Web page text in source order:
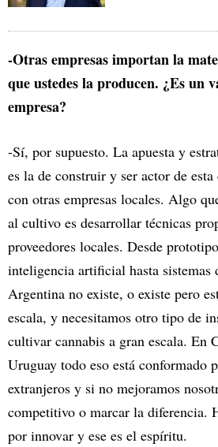
-Otras empresas importan la
que ustedes la producen. ¿Es un
empresa?
-Sí, por supuesto. La apuesta y
es la de construir y ser actor de
con otras empresas locales. Algo
al cultivo es desarrollar técnicas
proveedores locales. Desde
inteligencia artificial hasta sistemas
Argentina no existe, o existe pero
escala, y necesitamos otro tipo de
cultivar cannabis a gran escala. En
Uruguay todo eso está conformado
extranjeros y si no mejoramos
competitivo o marcar la diferencia.
por innovar y ese es el espíritu.